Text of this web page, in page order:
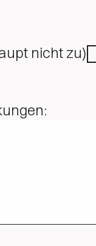
nicht zu)